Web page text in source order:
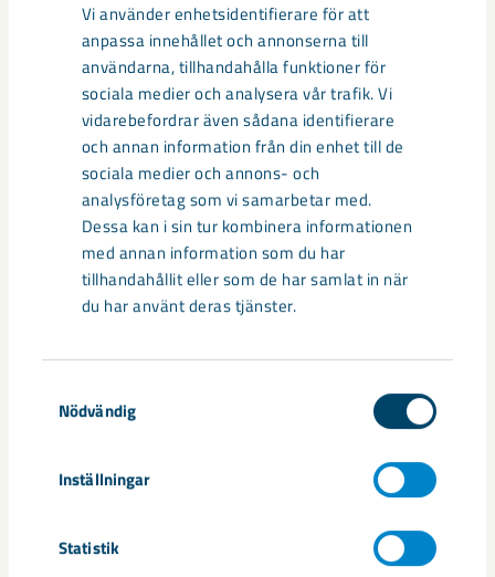
Vi använder enhetsidentifierare för att
anpassa innehållet och annonserna till
användarna, tillhandahålla funktioner för
sociala medier och analysera vår trafik. Vi
vidarebefordrar även sådana identifierare
och annan information från din enhet till de
sociala medier och annons- och
analysföretag som vi samarbetar med.
Dessa kan i sin tur kombinera informationen
med annan information som du har
tillhandahållit eller som de har samlat in när
du har använt deras tjänster.
Nödvändig
Inställningar
Statistik
Sibirien-området i gamla Kiruna
centrum avvecklas under 2026
Under sommaren 2026 fortsätter avveckling av fastigheter i
gamla Kiruna centrum på grund av den pågående gruvdriften
– bland annat ...
Handbollstalanger upptäckte en
annan sida av Kiruna